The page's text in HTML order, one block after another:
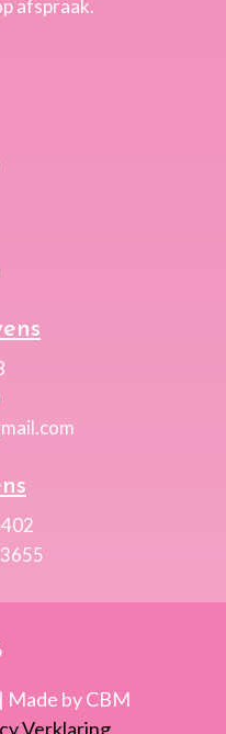
afspraak.
Made by CBM
Verklaring